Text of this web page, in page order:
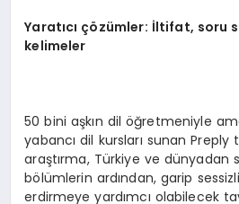
Yaratıcı çözümler: İltifat, soru
kelimeler
50 bini aşkın dil öğretmeniyle
yabancı dil kursları sunan Preply
araştırma, Türkiye ve dünyadan
bölümlerin ardından, garip
erdirmeye yardımcı olabilecek